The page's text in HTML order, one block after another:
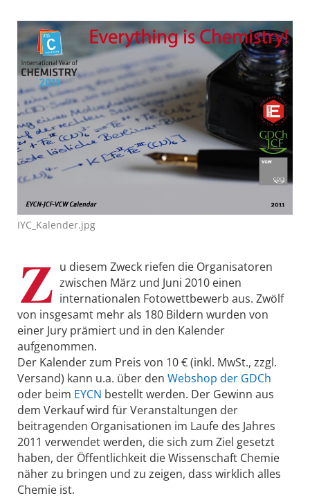
IYC_Kalender.jpg
Z u diesem Zweck riefen die Organisatoren
zwischen März und Juni 2010 einen
internationalen Fotowettbewerb aus. Zwölf
von insgesamt mehr als 180 Bildern wurden von
einer Jury prämiert und in den Kalender
aufgenommen.
Der Kalender zum Preis von 10 € (inkl. MwSt., zzgl.
Versand) kann u.a. über den Webshop der GDCh
oder beim EYCN bestellt werden. Der Gewinn aus
dem Verkauf wird für Veranstaltungen der
beitragenden Organisationen im Laufe des Jahres
2011 verwendet werden, die sich zum Ziel gesetzt
haben, der Öffentlichkeit die Wissenschaft Chemie
näher zu bringen und zu zeigen, dass wirklich alles
Chemie ist.